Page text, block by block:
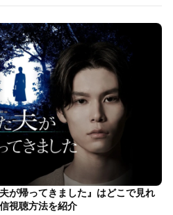
が帰ってきました』はどこで見れ
視聴方法を紹介